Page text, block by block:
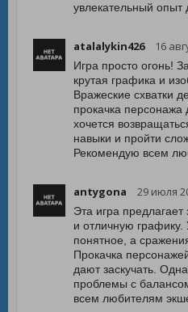
увлекательный опыт
atalalykin426 16
Игра просто огонь!
крутая графика и
Вражеские схватки
прокачка персонажа
хочется
навыки и пройти
Рекомендую всем
antygona 29 июля
Эта игра
и отличную графику.
понятное, а
Прокачка
дают заскучать.
проблемы с
всем любителям